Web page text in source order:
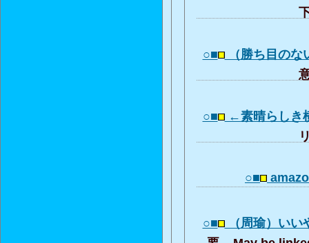
○■ （勝ち目の
○■ ←素晴らしき
○■
○■ （周瑜）い
要... May be